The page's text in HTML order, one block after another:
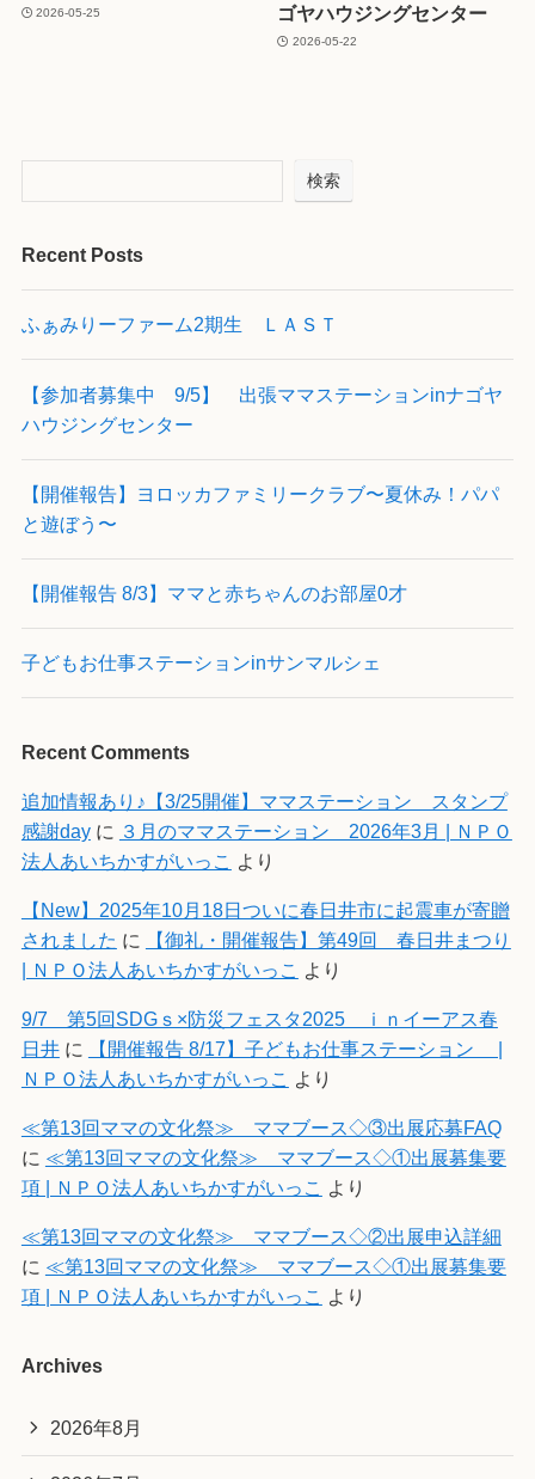
2026-05-25
ゴヤハウジングセンター
2026-05-22
検索
Recent Posts
ふぁみりーファーム2期生 ＬＡＳＴ
【参加者募集中 9/5】 出張ママステーションinナゴヤ
ハウジングセンター
【開催報告】ヨロッカファミリークラブ〜夏休み！パパ
と遊ぼう〜
【開催報告 8/3】ママと赤ちゃんのお部屋0才
子どもお仕事ステーションinサンマルシェ
Recent Comments
追加情報あり♪【3/25開催】ママステーション スタンプ
感謝dayに ３月のママステーション 2026年3月 | ＮＰＯ
法人あいちかすがいっこ より
【New】2025年10月18日ついに春日井市に起震車が寄贈
されました に
【御礼・開催報告】第49回 春日井まつり
| ＮＰＯ法人あいちかすがいっこ より
9/7 第5回SDGｓ×防災フェスタ2025 ｉｎイーアス春
日井に
【開催報告 8/17】子どもお仕事ステーション |
ＮＰＯ法人あいちかすがいっこ より
≪第13回ママの文化祭≫ ママブース◇③出展応募FAQ
に ≪第13回ママの文化祭≫ ママブース◇①出展募集要
項 | ＮＰＯ法人あいちかすがいっこ より
≪第13回ママの文化祭≫ ママブース◇②出展申込詳細
に ≪第13回ママの文化祭≫ ママブース◇①出展募集要
項 | ＮＰＯ法人あいちかすがいっこ より
Archives
2026年8月